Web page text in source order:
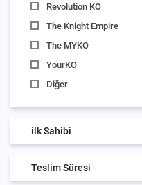
Revolution KO
The Knight Empire
The MYKO
YourKO
Diğer
ilk Sahibi
Teslim Süresi